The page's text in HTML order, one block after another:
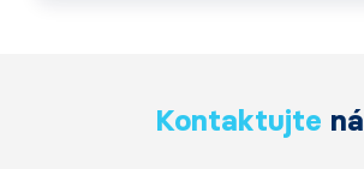
Kontaktujte